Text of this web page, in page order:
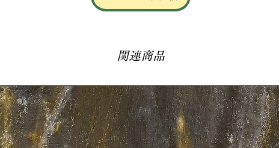
関連商品